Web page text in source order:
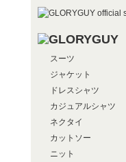
スーツ
ジャケット
ドレスシャツ
カジュアルシャツ
ネクタイ
カットソー
ニット